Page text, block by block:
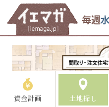
毎週
資金計画 土地探し